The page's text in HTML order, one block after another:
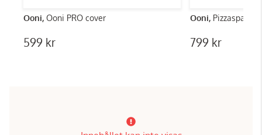
Ooni, Ooni PRO cover
599 kr
Ooni, Pizzaspade
799 kr